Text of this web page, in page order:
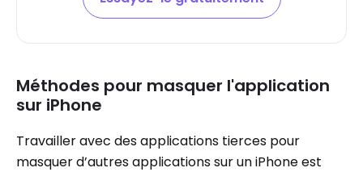
Méthodes pour masquer l'application
sur iPhone
Travailler avec des applications tierces pour
masquer d’autres applications sur un iPhone est